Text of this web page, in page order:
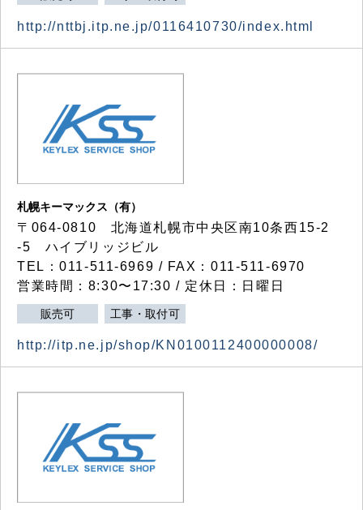
http://nttbj.itp.ne.jp/0116410730/index.html
札幌キーマックス（有）
〒064-0810 北海道札幌市中央区南10条西15-2
-5 ハイブリッジビル
TEL：011-511-6969 / FAX：011-511-6970
営業時間：8:30〜17:30 / 定休日：日曜日
販売可 工事・取付可
http://itp.ne.jp/shop/KN0100112400000008/